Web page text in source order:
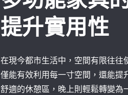
提升實用性
在現今都市生活中，空間有限往
僅能有效利用每一寸空間，還能提
舒適的休憩區，晚上則輕鬆轉變為